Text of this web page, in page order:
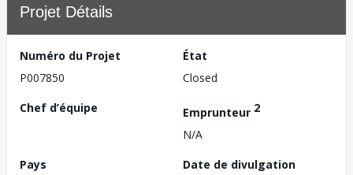
Projet Détails
Numéro du Projet
P007850
État
Closed
Chef d’équipe
Emprunteur 2
N/A
Pays
Date de divulgation